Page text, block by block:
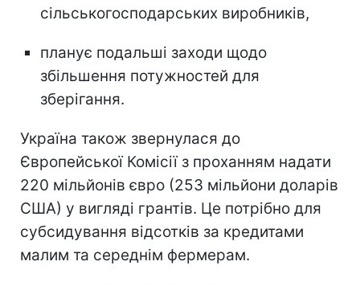
сільськогосподарських виробників,
планує подальші заходи щодо
збільшення потужностей для
зберігання.
Україна також звернулася до
Європейської Комісії з проханням надати
220 мільйонів євро (253 мільйони доларів
США) у вигляді грантів. Це потрібно для
субсидування відсотків за кредитами
малим та середнім фермерам.